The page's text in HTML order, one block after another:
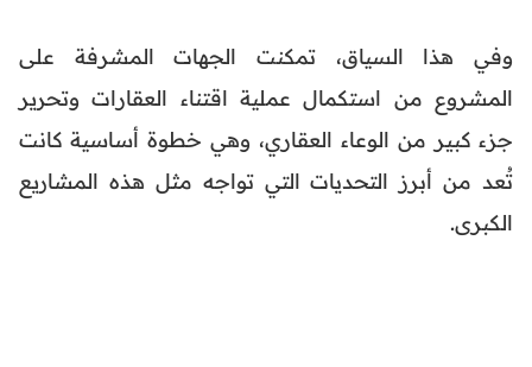
وفي هذا السياق، تمكنت الجهات المشرفة على
المشروع من استكمال عملية اقتناء العقارات وتحرير
جزء كبير من الوعاء العقاري، وهي خطوة أساسية كانت
تُعد من أبرز التحديات التي تواجه مثل هذه المشاريع
الكبرى.